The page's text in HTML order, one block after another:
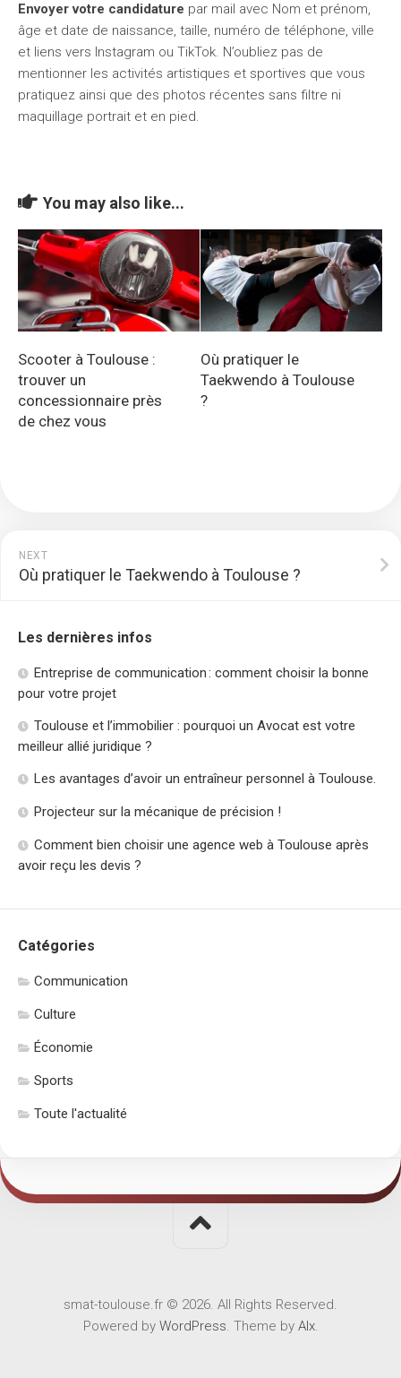
Envoyer votre candidature par mail avec Nom et prénom,
âge et date de naissance, taille, numéro de téléphone, ville
et liens vers Instagram ou TikTok. N’oubliez pas de
mentionner les activités artistiques et sportives que vous
pratiquez ainsi que des photos récentes sans filtre ni
maquillage portrait et en pied.
You may also like...
Scooter à Toulouse :
trouver un
concessionnaire près
de chez vous
Où pratiquer le
Taekwendo à Toulouse
?
NEXT
Où pratiquer le Taekwendo à Toulouse ?
Les dernières infos
Entreprise de communication : comment choisir la bonne
pour votre projet
Toulouse et l’immobilier : pourquoi un Avocat est votre
meilleur allié juridique ?
Les avantages d’avoir un entraîneur personnel à Toulouse.
Projecteur sur la mécanique de précision !
Comment bien choisir une agence web à Toulouse après
avoir reçu les devis ?
Catégories
Communication
Culture
Économie
Sports
Toute l'actualité
smat-toulouse.fr © 2026. All Rights Reserved.
Powered by WordPress. Theme by Alx.